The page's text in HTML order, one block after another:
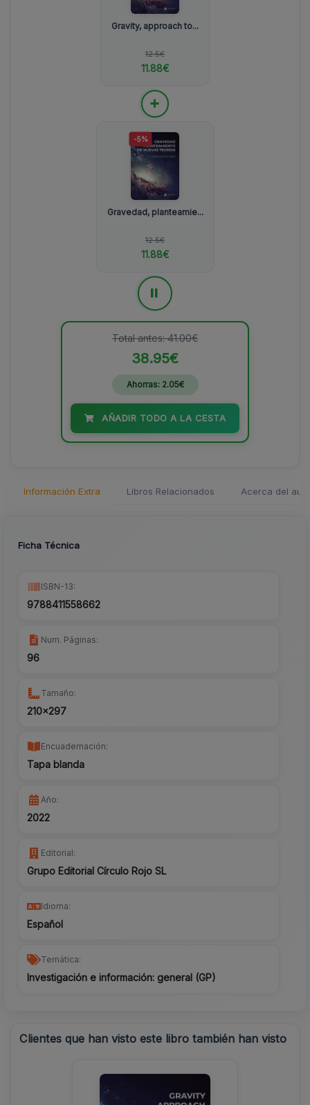
Gravity, approach to...
12.5€
11.88€
+
-5%
Gravedad, planteamie...
12.5€
11.88€
Total antes: 41.00€
38.95€
Ahorras: 2.05€
AÑADIR TODO A LA CESTA
Información Extra Libros Relacionados Acerca del
Ficha Técnica
ISBN-13:
9788411558662
Num. Páginas:
96
Tamaño:
210x297
Encuadernación:
Tapa blanda
Año:
2022
Editorial:
Grupo Editorial Círculo Rojo SL
Idioma:
Español
Temática:
Investigación e información: general (GP)
Clientes que han visto este libro también han visto